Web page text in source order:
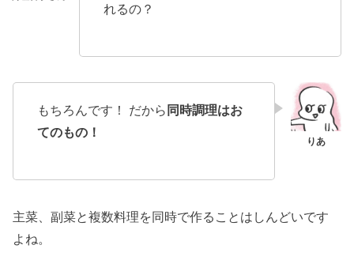
れるの？
もちろんです！ だから 同時調理はお
てのもの！
主菜、副菜と複数料理を同時で作ることはしんどいです
よね。